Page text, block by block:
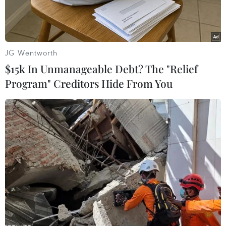
Phó Chủ tịch thứ nhất EP Roberta Metsola sẽ điều hành EP đến
ngày diễn ra bầu cử. (Nguồn: Getty Images)
Theo thông cáo báo chí của Nghị viện châu Âu
(EP) ngày 11/1, việc bầu người đứng đầu mới
của cơ quan lập pháp châu Âu vẫn diễn ra theo
kế hoạch vào ngày 18/1 ngay cả khi Chủ tịch
David Sassoli vừa qua đời.
JG Wentworth
$15k In Unmanageable Debt? The "Relief
Program" Creditors Hide From You